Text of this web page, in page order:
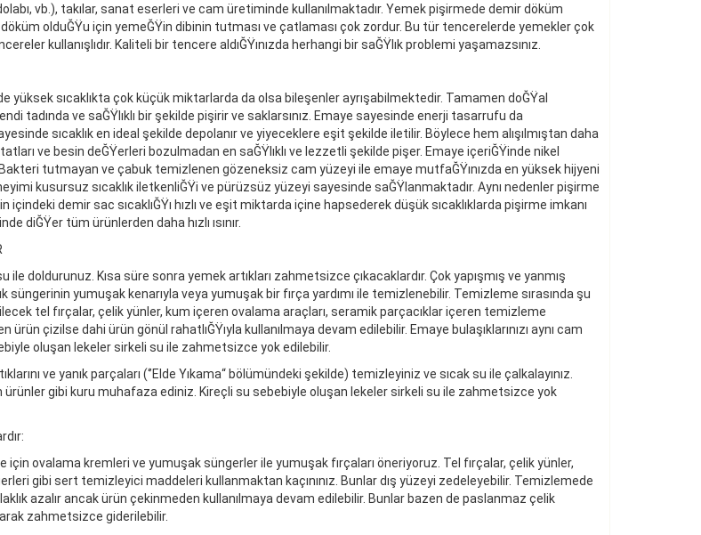
vb.), takılar, sanat eserleri ve cam üretiminde kullanılmaktadır. Yemek pişirmede demir döküm
olduĞŸu için yemeĞŸin dibinin tutması ve çatlaması çok zordur. Bu tür tencerelerde yemekler çok
kullanışlıdır. Kaliteli bir tencere aldıĞŸınızda herhangi bir saĞŸlık problemi yaşamazsınız.
yüksek sıcaklıkta çok küçük miktarlarda da olsa bileşenler ayrışabilmektedir. Tamamen doĞŸal
tadında ve saĞŸlıklı bir şekilde pişirir ve saklarsınız. Emaye sayesinde enerji tasarrufu da
sıcaklık en ideal şekilde depolanır ve yiyeceklere eşit şekilde iletilir. Böylece hem alışılmıştan daha
ve besin deĞŸerleri bozulmadan en saĞŸlıklı ve lezzetli şekilde pişer. Emaye içeriĞŸinde nikel
tutmayan ve çabuk temizlenen gözeneksiz cam yüzeyi ile emaye mutfaĞŸınızda en yüksek hijyeni
kusursuz sıcaklık iletkenliĞŸi ve pürüzsüz yüzeyi sayesinde saĞŸlanmaktadır. Aynı nedenler pişirme
demir sac sıcaklıĞŸı hızlı ve eşit miktarda içine hapsederek düşük sıcaklıklarda pişirme imkanı
diĞŸer tüm ürünlerden daha hızlı ısınır.
ile doldurunuz. Kısa süre sonra yemek artıkları zahmetsizce çıkacaklardır. Çok yapışmış ve yanmış
süngerinin yumuşak kenarıyla veya yumuşak bir fırça yardımı ile temizlenebilir. Temizleme sırasında şu
tel fırçalar, çelik yünler, kum içeren ovalama araçları, seramik parçacıklar içeren temizleme
ürün çizilse dahi ürün gönül rahatlıĞŸıyla kullanılmaya devam edilebilir. Emaye bulaşıklarınızı aynı cam
sebebiyle oluşan lekeler sirkeli su ile zahmetsizce yok edilebilir.
ve yanık parçaları (‘’Elde Yıkama“ bölümündeki şekilde) temizleyiniz ve sıcak su ile çalkalayınız.
ürünler gibi kuru muhafaza ediniz. Kireçli su sebebiyle oluşan lekeler sirkeli su ile zahmetsizce yok
ovalama kremleri ve yumuşak süngerler ile yumuşak fırçaları öneriyoruz. Tel fırçalar, çelik yünler,
gibi sert temizleyici maddeleri kullanmaktan kaçınınız. Bunlar dış yüzeyi zedeleyebilir. Temizlemede
azalır ancak ürün çekinmeden kullanılmaya devam edilebilir. Bunlar bazen de paslanmaz çelik
zahmetsizce giderilebilir.